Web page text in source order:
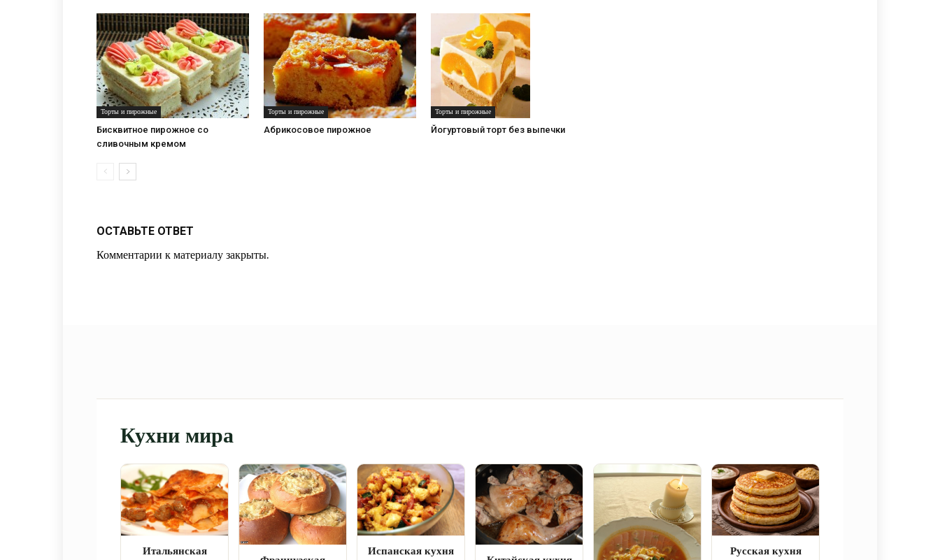
Торты и пирожные
Бисквитное пирожное со
сливочным кремом
Торты и пирожные
Абрикосовое пирожное
Торты и пирожные
Йогуртовый торт без выпечки
ОСТАВЬТЕ ОТВЕТ
Комментарии к материалу закрыты.
Кухни мира
Итальянская
Испанская кухня Русская кухня